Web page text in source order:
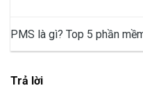
PMS là gì? Top 5 phần
quản lý dự án PMS tốt nhất
Trả lời